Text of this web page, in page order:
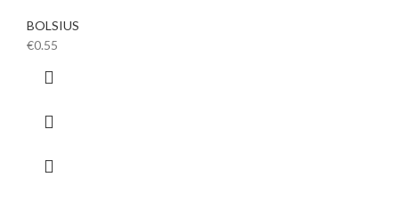
BOLSIUS
€0.55